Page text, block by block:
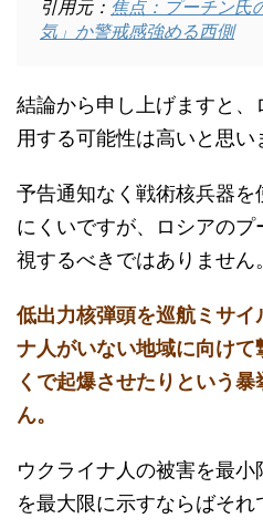
引用元： 焦点：プーチン氏
気」か警戒感強める西側
結論から申し上げますと
用する可能性は高いと思い
予告通知なく戦術核兵器を
にくいですが、ロシアの
視するべきではありません。
低出力核弾頭を巡航ミサ
ナ人がいない地域に向け
くで起爆させたりという
ん。
ウクライナ人の被害を最
を最大限に示すならばそれ